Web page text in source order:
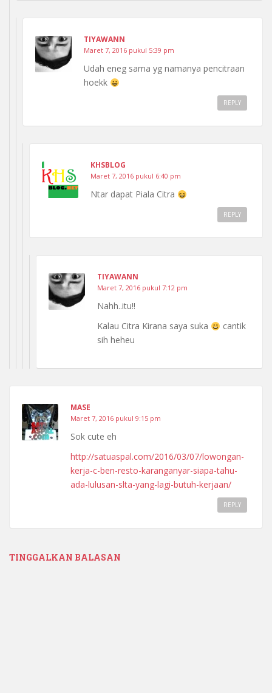
TIYAWANN
Maret 7, 2016 pukul 5:39 pm
Udah eneg sama yg namanya pencitraan
hoekk
REPLY
KHSBLOG
Maret 7, 2016 pukul 6:40 pm
Ntar dapat Piala Citra
REPLY
TIYAWANN
Maret 7, 2016 pukul 7:12 pm
Nahh..itu!!
Kalau Citra Kirana saya suka
cantik
sih heheu
MASE
Maret 7, 2016 pukul 9:15 pm
Sok cute eh
http://satuaspal.com/2016/03/07/lowongan-
kerja-c-ben-resto-karanganyar-siapa-tahu-
ada-lulusan-slta-yang-lagi-butuh-kerjaan/
REPLY
TINGGALKAN BALASAN